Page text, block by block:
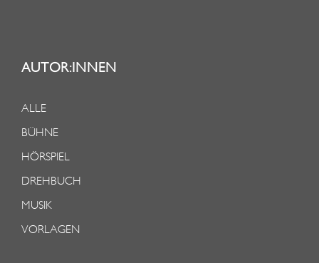
AUTOR:INNEN
ALLE
BÜHNE
HÖRSPIEL
DREHBUCH
MUSIK
VORLAGEN